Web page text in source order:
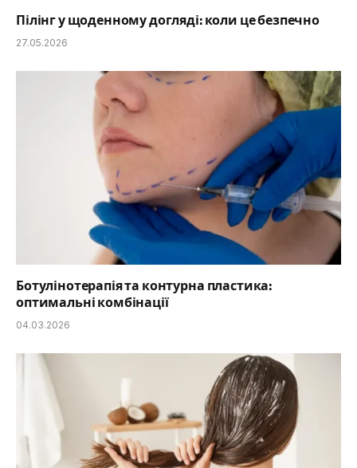
Пілінг у щоденному догляді: коли це безпечно
27.05.2026
Ботулінотерапія та контурна пластика:
оптимальні комбінації
04.03.2026